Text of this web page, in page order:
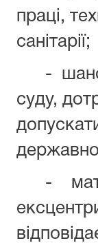
праці,
санітарії;
-
суду,
- мати